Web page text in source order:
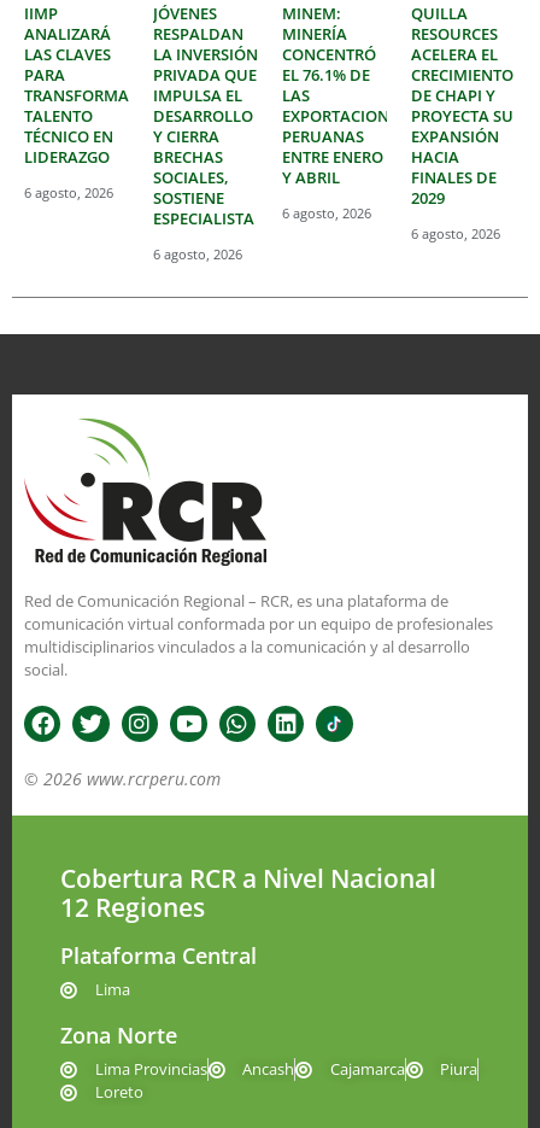
IIMP
ANALIZARÁ
LAS CLAVES
PARA
TRANSFORMAR
TALENTO
TÉCNICO EN
LIDERAZGO
6 agosto, 2026
JÓVENES
RESPALDAN
LA INVERSIÓN
PRIVADA QUE
IMPULSA EL
DESARROLLO
Y CIERRA
BRECHAS
SOCIALES,
SOSTIENE
ESPECIALISTA
6 agosto, 2026
MINEM:
MINERÍA
CONCENTRÓ
EL 76.1% DE
LAS
EXPORTACIONES
PERUANAS
ENTRE ENERO
Y ABRIL
6 agosto, 2026
QUILLA
RESOURCES
ACELERA EL
CRECIMIENTO
DE CHAPI Y
PROYECTA SU
EXPANSIÓN
HACIA
FINALES DE
2029
6 agosto, 2026
Red de Comunicación Regional – RCR, es una plataforma de
comunicación virtual conformada por un equipo de profesionales
multidisciplinarios vinculados a la comunicación y al desarrollo
social.
© 2026 www.rcrperu.com
Cobertura RCR a Nivel Nacional
12 Regiones
Plataforma Central
Lima
Zona Norte
Lima Provincias Ancash Cajamarca
Piura
Loreto